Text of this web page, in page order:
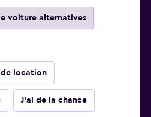
voiture alternatives
location
J'ai de la chance